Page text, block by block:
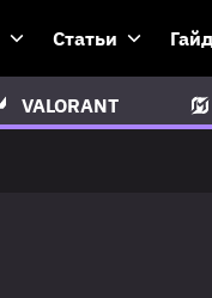
Статьи
VALORANT